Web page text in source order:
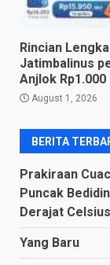
Rincian
Jatimbalinus
Anjlok Rp1.000
August 1, 2026
BERITA
Prakiraan
Puncak
Derajat Celsius
Yang Baru